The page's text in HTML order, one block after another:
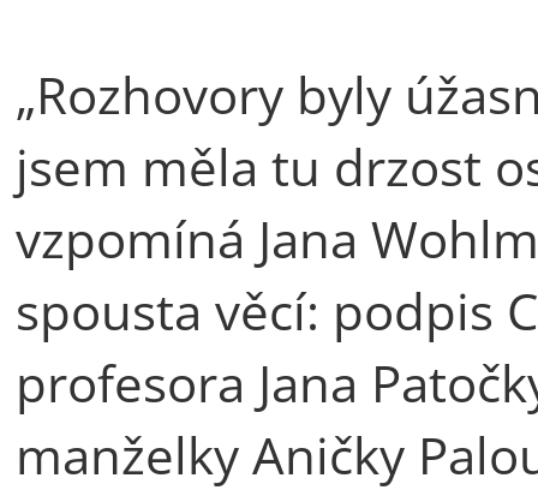
„Rozhovory byly
jsem měla tu drzost
vzpomíná Jana
spousta věcí: podpis
profesora Jana
manželky Aničky